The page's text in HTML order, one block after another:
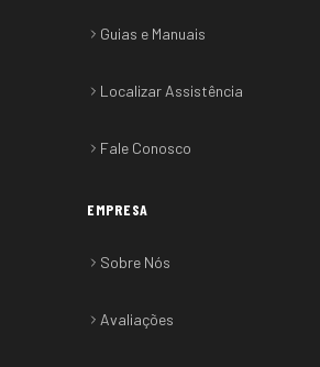
Guias e Manuais
Localizar Assistência
Fale Conosco
EMPRESA
Sobre Nós
Avaliações